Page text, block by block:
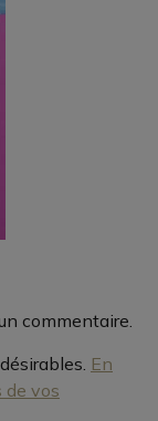
commentaire.
En
de vos